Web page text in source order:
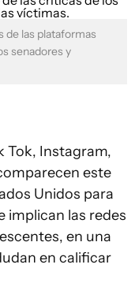
de las plataformas
senadores y
Tok, Instagram,
este
Unidos para
implican las redes
en una
en calificar